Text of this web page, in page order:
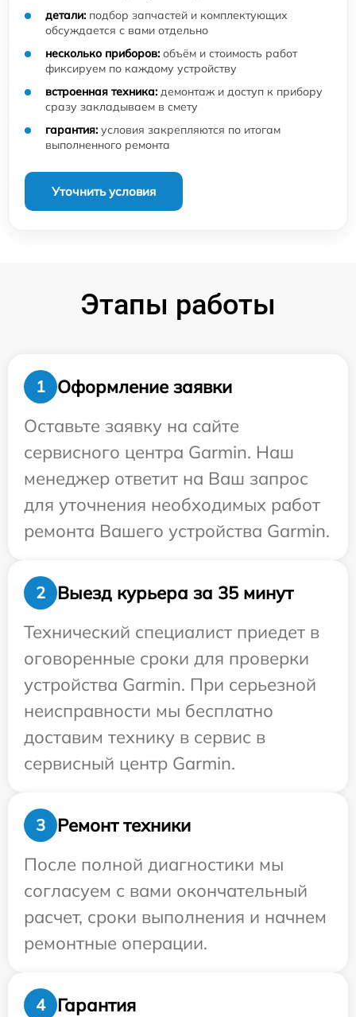
детали: подбор запчастей и комплектующих
обсуждается с вами отдельно
несколько приборов: объём и стоимость работ
фиксируем по каждому устройству
встроенная техника: демонтаж и доступ к прибору
сразу закладываем в смету
гарантия: условия закрепляются по итогам
выполненного ремонта
Уточнить условия
Этапы работы
1
Оформление заявки
Оставьте заявку на сайте
сервисного центра Garmin. Наш
менеджер ответит на Ваш запрос
для уточнения необходимых работ
ремонта Вашего устройства Garmin.
2
Выезд курьера за 35 минут
Технический специалист приедет в
оговоренные сроки для проверки
устройства Garmin. При серьезной
неисправности мы бесплатно
доставим технику в сервис в
сервисный центр Garmin.
3
Ремонт техники
После полной диагностики мы
согласуем с вами окончательный
расчет, сроки выполнения и начнем
ремонтные операции.
4
Гарантия